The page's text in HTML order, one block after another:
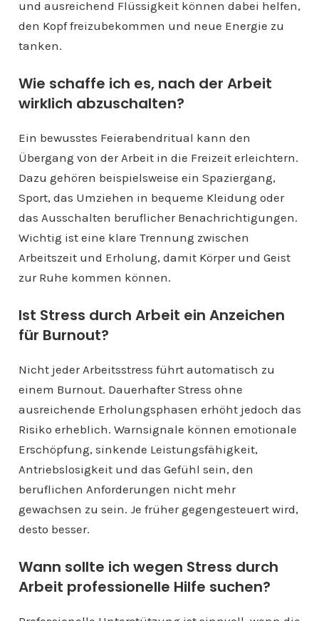
und ausreichend Flüssigkeit können dabei helfen,
den Kopf freizubekommen und neue Energie zu
tanken.
Wie schaffe ich es, nach der Arbeit
wirklich abzuschalten?
Ein bewusstes Feierabendritual kann den
Übergang von der Arbeit in die Freizeit erleichtern.
Dazu gehören beispielsweise ein Spaziergang,
Sport, das Umziehen in bequeme Kleidung oder
das Ausschalten beruflicher Benachrichtigungen.
Wichtig ist eine klare Trennung zwischen
Arbeitszeit und Erholung, damit Körper und Geist
zur Ruhe kommen können.
Ist Stress durch Arbeit ein Anzeichen
für Burnout?
Nicht jeder Arbeitsstress führt automatisch zu
einem Burnout. Dauerhafter Stress ohne
ausreichende Erholungsphasen erhöht jedoch das
Risiko erheblich. Warnsignale können emotionale
Erschöpfung, sinkende Leistungsfähigkeit,
Antriebslosigkeit und das Gefühl sein, den
beruflichen Anforderungen nicht mehr
gewachsen zu sein. Je früher gegengesteuert wird,
desto besser.
Wann sollte ich wegen Stress durch
Arbeit professionelle Hilfe suchen?